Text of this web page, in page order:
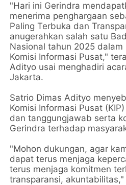
"Hari ini Gerindra
menerima penghargaan
Paling Terbuka dan
anugerahkan salah satu
Nasional tahun 2025 dalam
Komisi Informasi Pusat,"
Adityo usai menghadiri
Jakarta.
Satrio Dimas Adityo
Komisi Informasi Pusat
dan tanggungjawab serta
Gerindra terhadap
"Mohon dukungan, agar
dapat terus menjaga
terus menjaga komitmen
transparansi, akuntabilitas,"